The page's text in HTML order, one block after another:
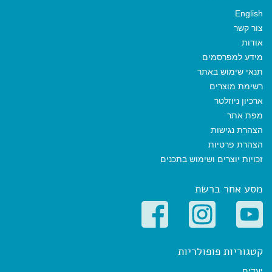
English
צור קשר
אודות
מידע למפרסמים
תנאי שימוש באתר
רשימת מוצרים
ארכיון ניוזלטר
מפת אתר
הצהרת נגישות
הצהרת פרטיות
זכויות יוצרים ושימוש בתכנים
מסע אחר ברשת
קטגוריות פופולריות